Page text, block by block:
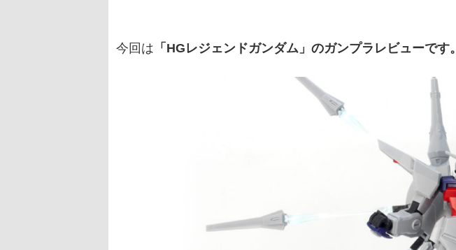
今回は 「HGレジェンドガンダム」のガンプラレビューです。